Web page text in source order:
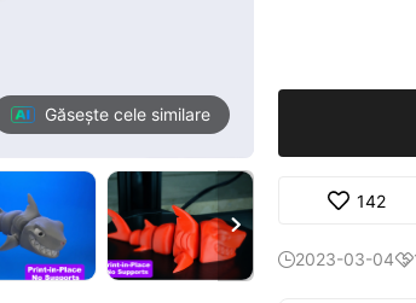
Găsește cele similare

142
2023-03-04